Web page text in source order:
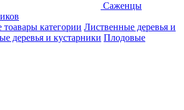
Саженцы
тоавары категории Лиственные деревья и
деревья и кустарники Плодовые